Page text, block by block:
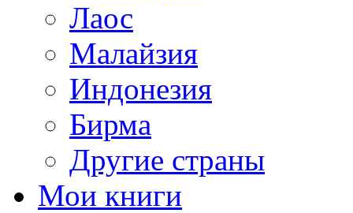
Лаос
Малайзия
Индонезия
Бирма
Другие страны
Мои книги